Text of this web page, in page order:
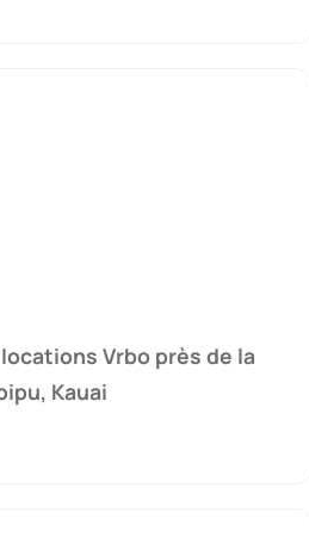
Vrbo près de la
Kauai